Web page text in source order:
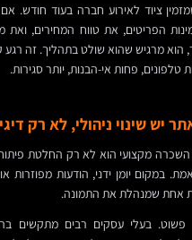
ציוד לאירוע חברה בעוד חודש.
הפריטים, את טווח המחירים,
טלפונים, פחות אי-הבנות, יותר סגירות.
יש שינוי ניהולי, לא רק
מקצועי הוא לא רק החלטת
במקום יומן ידני, הודעות מפוזרות
אחת שמנהלת את התמונה.
פשוט. בעלי עסקים רבים מתקשים